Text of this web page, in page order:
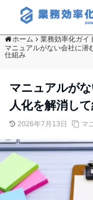
ホーム 業務効率化ガイ
マニュアルがない会社に潜
仕組み
マニュアルが
人化を解消し
2026年7月13日 マ